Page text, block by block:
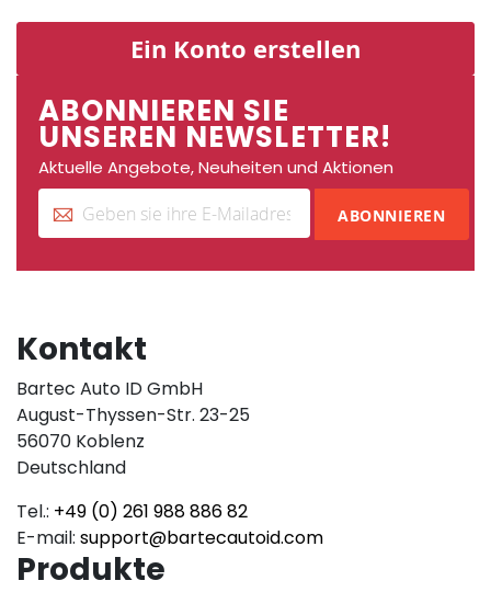
Ein Konto erstellen
ABONNIEREN SIE
UNSEREN NEWSLETTER!
Aktuelle Angebote, Neuheiten und Aktionen
ABONNIEREN
Kontakt
Bartec Auto ID GmbH
August-Thyssen-Str. 23-25
56070 Koblenz
Deutschland
Tel.: +49 (0) 261 988 886 82
E-mail: support@bartecautoid.com
Produkte